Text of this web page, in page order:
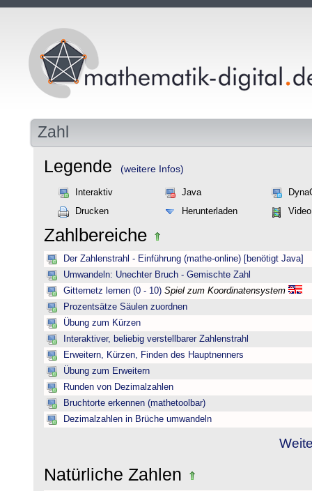
Zahl
Legende (weitere Infos)
Interaktiv Java
Drucken
Herunterladen Video
Zahlbereiche
Der Zahlenstrahl - Einführung (mathe-online) [benötigt Java]
Umwandeln: Unechter Bruch - Gemischte Zahl
Gitternetz lernen (0 - 10) Spiel zum Koordinatensystem
Prozentsätze Säulen zuordnen
Übung zum Kürzen
Interaktiver, beliebig verstellbarer Zahlenstrahl
Erweitern, Kürzen, Finden des Hauptnenners
Übung zum Erweitern
Runden von Dezimalzahlen
Bruchtorte erkennen (mathetoolbar)
Dezimalzahlen in Brüche umwandeln
Natürliche Zahlen